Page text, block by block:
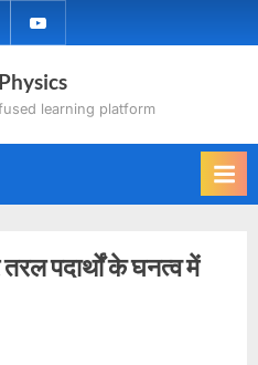
YouTube
learning platform
पदार्थों के घनत्व में